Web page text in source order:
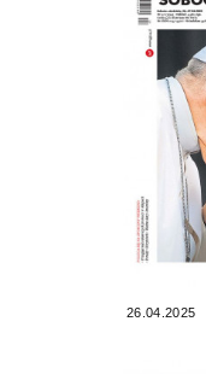
26.04.2025